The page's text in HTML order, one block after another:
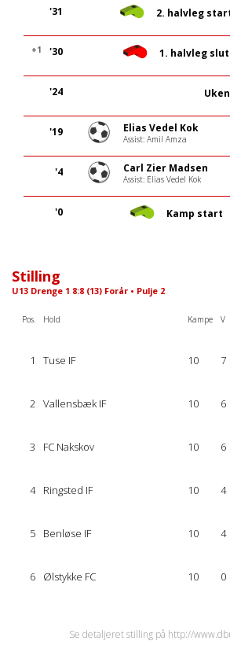
'31 2. halvleg
'30
+1 1. halvleg slut
'24
'19 Elias Vedel Kok
Assist: Amil Amza
'4 Carl Zier Madsen
Assist: Elias Vedel Kok
'0 Kamp start
Stilling
U13 Drenge 1 8:8 (13) Forår • Pulje 2
Pos. Hold Kampe V
1 Tuse IF 10 7
2 Vallensbæk IF 10 6
3 FC Nakskov 10 6
4 Ringsted IF 10 4
5 Benløse IF 10 4
6 Ølstykke FC 10 0
Se detaljeret stilling på http://